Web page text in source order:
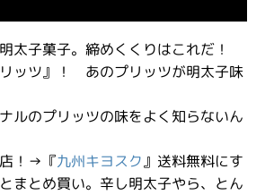
太子菓子。締めくくりはこれだ！
リッツ』！ あのプリッツが明太子味
ルのプリッツの味をよく知らないん
！→『九州キヨスク』送料無料にす
まとめ買い。辛し明太子やら、とん